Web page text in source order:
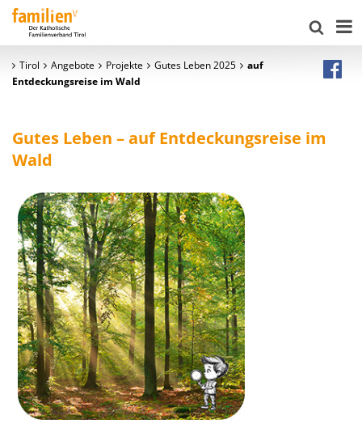
Tirol Angebote Projekte Gutes Leben 2025
auf
Entdeckungsreise im Wald
Gutes Leben – auf Entdeckungsreise im
Wald